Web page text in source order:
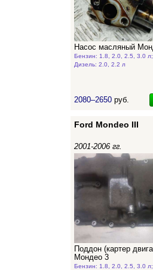
Насос масляный
Бензин: 1.8, 2.0, 2.5, 3.0 л;
Дизель: 2.0, 2.2 л
2080–2650 руб.
Ford Mondeo III
2001-2006 гг.
Поддон (картер
Мондео 3
Бензин: 1.8, 2.0, 2.5, 3.0 л;